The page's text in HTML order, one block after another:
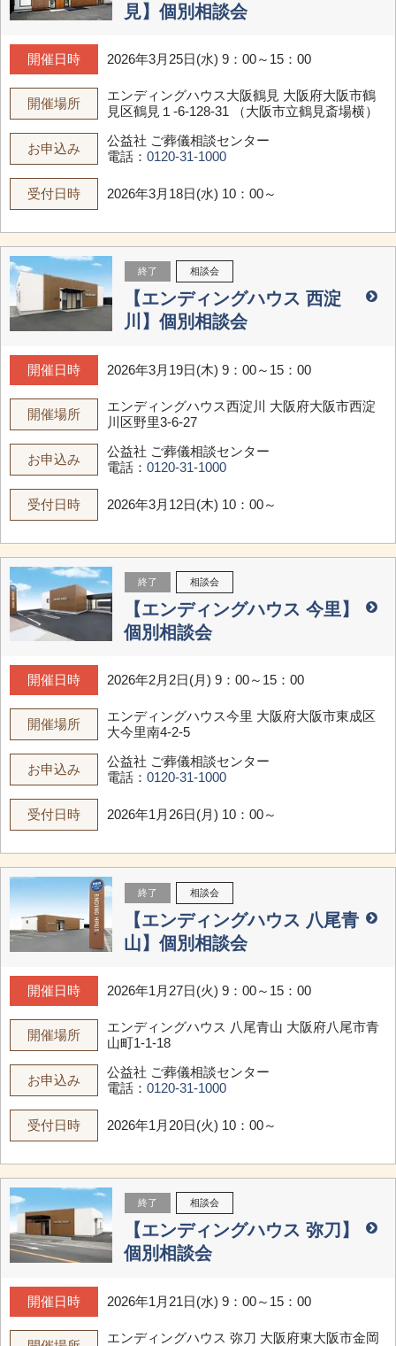
見】個別相談会
開催日時 2026年3月25日(水) 9：00～15：00
開催場所
エンディングハウス大阪鶴見 大阪府大阪市鶴
見区鶴見１-6-128-31 （大阪市立鶴見斎場横）
お申込み
公益社 ご葬儀相談センター
電話： 0120-31-1000
受付日時 2026年3月18日(水) 10：00～
終了 相談会
【エンディングハウス 西淀
川】個別相談会
開催日時 2026年3月19日(木) 9：00～15：00
開催場所
エンディングハウス西淀川
大阪府大阪市西淀
川区野里3-6-27
お申込み
公益社 ご葬儀相談センター
電話： 0120-31-1000
受付日時 2026年3月12日(木) 10：00～
終了 相談会
【エンディングハウス 今里】
個別相談会
開催日時 2026年2月2日(月) 9：00～15：00
開催場所
エンディングハウス今里 大阪府大阪市東成区
大今里南4-2-5
お申込み
公益社 ご葬儀相談センター
電話： 0120-31-1000
受付日時 2026年1月26日(月) 10：00～
終了 相談会
【エンディングハウス 八尾青
山】個別相談会
開催日時 2026年1月27日(火) 9：00～15：00
開催場所
エンディングハウス 八尾青山 大阪府八尾市青
山町1-1-18
お申込み
公益社 ご葬儀相談センター
電話： 0120-31-1000
受付日時 2026年1月20日(火) 10：00～
終了 相談会
【エンディングハウス 弥刀】
個別相談会
開催日時 2026年1月21日(水) 9：00～15：00
エンディングハウス 弥刀 大阪府東大阪市金岡